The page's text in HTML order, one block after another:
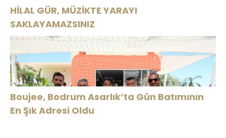
HİLAL GÜR, MÜZİKTE YARAYI
SAKLAYAMAZSINIZ
Boujee, Bodrum Asarlık’ta Gün Batımının
En Şık Adresi Oldu